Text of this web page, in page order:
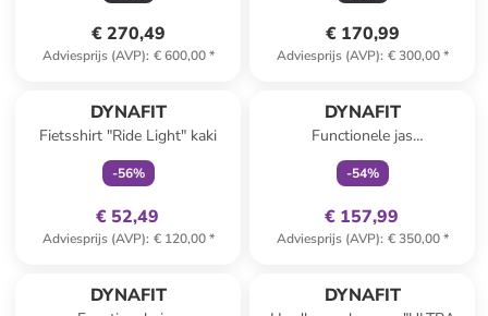
€ 270,49
Adviesprijs (AVP): € 600,00*
€ 170,99
Adviesprijs (AVP): € 300,00*
DYNAFIT
Fietsshirt "Ride Light" kaki
-56%
€ 52,49
Adviesprijs (AVP): € 120,00*
DYNAFIT
Functionele jas
"TRANSALPER GTX"
groen/bordeaux
-54%
€ 157,99
Adviesprijs (AVP): € 350,00*
DYNAFIT DYNAFIT